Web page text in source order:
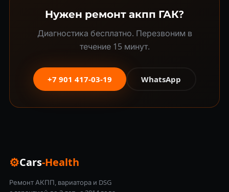
Нужен ремонт акпп ГАК?
Диагностика бесплатно. Перезвоним в
течение 15 минут.
+7 901 417-03-19 WhatsApp
⚙Cars-Health
Ремонт АКПП, вариатора и DSG